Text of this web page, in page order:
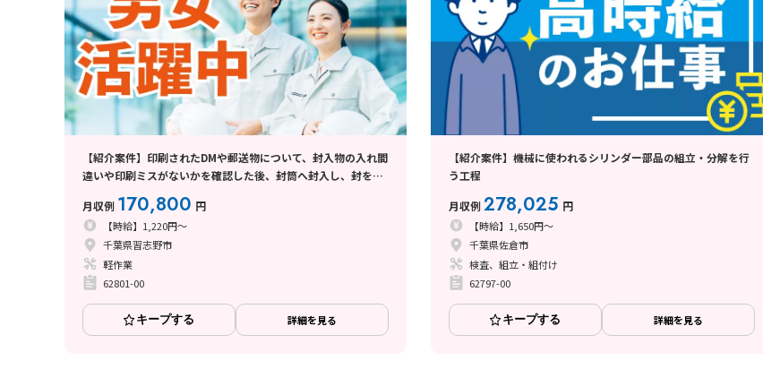
【紹介案件】印刷されたDMや郵送物について、封入物の入れ間
違いや印刷ミスがないかを確認した後、封筒へ封入し、封をす
月収例 170,800 円
【時給】1,220円～
千葉県習志野市
軽作業
62801-00
キープする 詳細を見る
【紹介案件】機械に使われるシリンダー部品の組立・分解を行
う工程
月収例278,025 円
【時給】1,650円～
千葉県佐倉市
検査、組立・組付け
62797-00
キープする 詳細を見る